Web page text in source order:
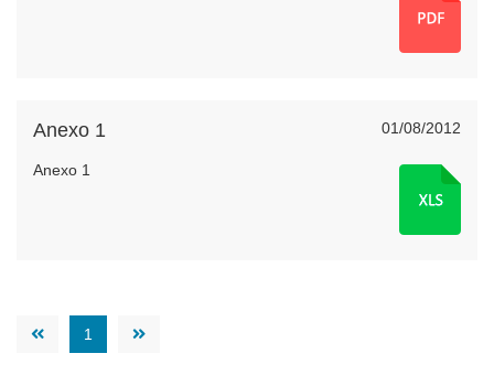
01/08/2012
Anexo 1
Anexo 1
1